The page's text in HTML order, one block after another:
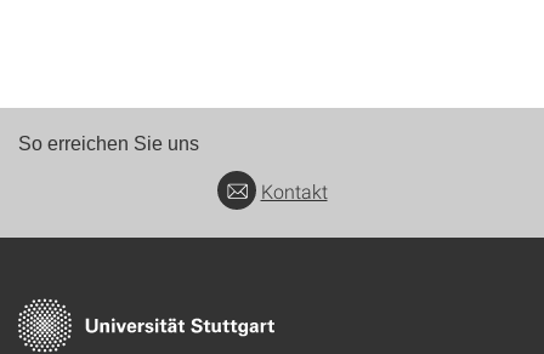
So erreichen Sie uns
Kontakt